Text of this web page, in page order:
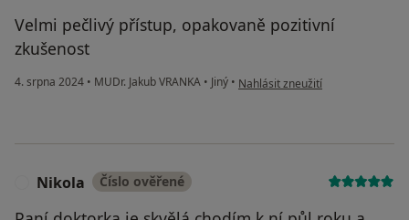
Velmi pečlivý přístup, opakovaně pozitivní
zkušenost
4. srpna 2024 • MUDr. Jakub VRANKA • Jiný • podle názoru uživatele ZH
Nahlásit zneužití
Nikola Číslo ověřené